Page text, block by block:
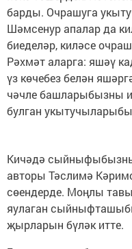
барды. Очрашуга
Шәмсенур апалар да
биеделәр, киләсе
Рәхмәт аларга: яшәү
үз көчебез белән
чәчле башларыбызны
булган
Кичәдә
авторы Тәслимә
сөендерде. Моңлы
яулаган
җырларын бүләк итте.